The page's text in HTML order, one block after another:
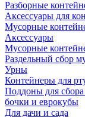
Разборные
Аксессуары для
Мусорные
Аксессуары
Мусорные
Раздельный сбор
Урны
Контейнеры для
Поддоны для
бочки и еврокубы
Для дачи и сада